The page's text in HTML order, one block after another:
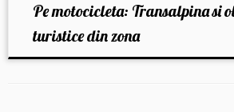
Pe motocicleta: Transalpina si
turistice din zona